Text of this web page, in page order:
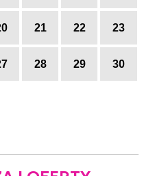
21 22 23
28 29 30